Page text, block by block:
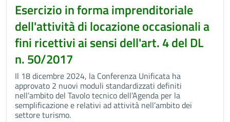
Esercizio in forma imprenditoriale
dell'attività di locazione occasionali a
fini ricettivi ai sensi dell'art. 4 del DL
n. 50/2017
Il 18 dicembre 2024, la Conferenza Unificata ha
approvato 2 nuovi moduli standardizzati definiti
nell’ambito del Tavolo tecnico dell’Agenda per la
semplificazione e relativi ad attività nell’ambito dei
settore turismo.